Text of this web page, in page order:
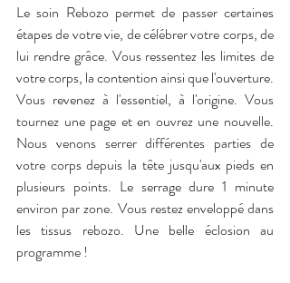
Le soin Rebozo permet de passer certaines
étapes de votre vie, de célébrer votre corps, de
lui rendre grâce. Vous ressentez les limites de
votre corps, la contention ainsi que l'ouverture.
Vous revenez à l'essentiel, à l'origine. Vous
tournez une page et en ouvrez une nouvelle.
Nous venons serrer différentes parties de
votre corps depuis la tête jusqu'aux pieds en
plusieurs points. Le serrage dure 1 minute
environ par zone. Vous restez enveloppé dans
les tissus rebozo. Une belle éclosion au
programme !